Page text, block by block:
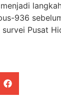
936
Pusat